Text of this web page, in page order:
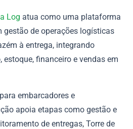
Log atua como uma plataforma
gestão de operações logísticas
à entrega, integrando
financeiro e vendas em
embarcadores e
apoia etapas como gestão e
de entregas, Torre de